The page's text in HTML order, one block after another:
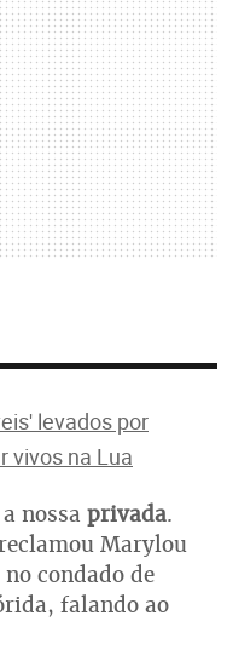
levados por
vivos na Lua
nossa privada.
Marylou
condado de
falando ao